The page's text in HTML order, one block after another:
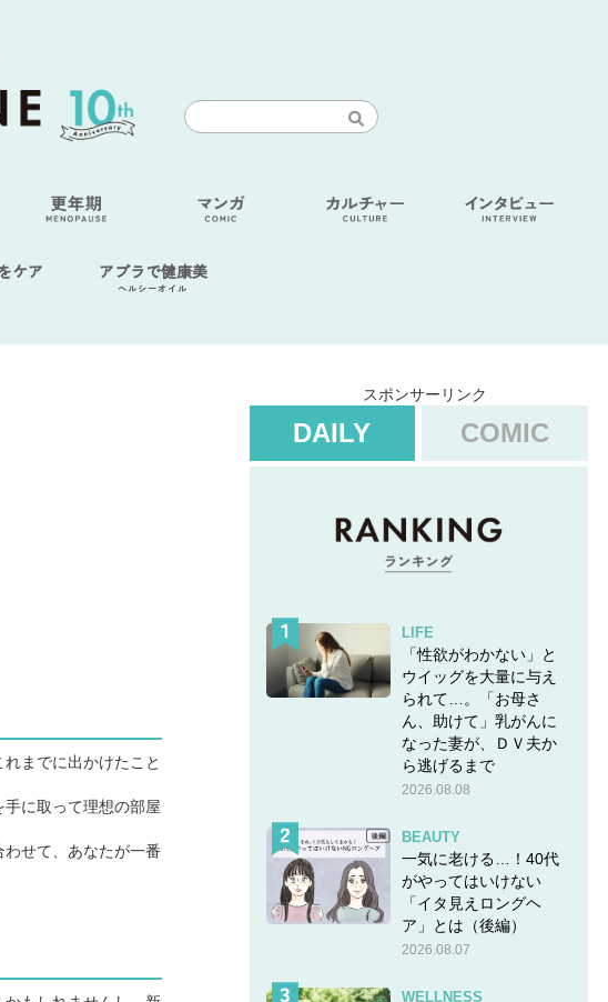
ケア アブラで健康美
ヘルシーオイル
までに出かけたこと
に取って理想の部屋
せて、あなたが一番
スポンサーリンク
DAILY COMIC
LIFE
「性欲がわかない」と
ウイッグを大量に与え
られて…。「お母さ
ん、助けて」乳がんに
なった妻が、ＤＶ夫か
ら逃げるまで
2026.08.08
BEAUTY
一気に老ける…！40代
がやってはいけない
「イタ見えロングヘ
ア」とは（後編）
2026.08.07
WELLNESS